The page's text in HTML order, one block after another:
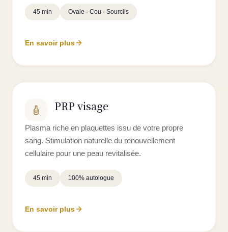
45 min Ovale · Cou · Sourcils
En savoir plus
PRP visage
Plasma riche en plaquettes issu de votre propre
sang. Stimulation naturelle du renouvellement
cellulaire pour une peau revitalisée.
45 min 100% autologue
En savoir plus